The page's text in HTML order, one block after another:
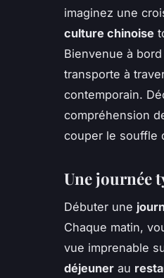
imaginez une
culture chinoise
Bienvenue à
transporte à
contemporain.
compréhension
couper le souffle
Une journée
Débuter une
Chaque matin,
vue imprenable
déjeuner au